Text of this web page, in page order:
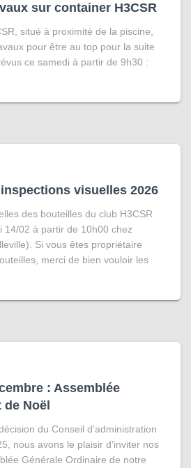
sur container H3CSR
situé à proximité de la piscine,
pour être au top pour la suite
ce samedi à partir de 9h30 :
visuelles 2026
des bouteilles du club H3CSR
14/02 à partir de 10h00 chez
Si vous êtes propriétaire
merci de bien vouloir les
: Assemblée
Noël
du Conseil d’administration
nous avons le plaisir d’inviter nos
Générale Ordinaire de notre